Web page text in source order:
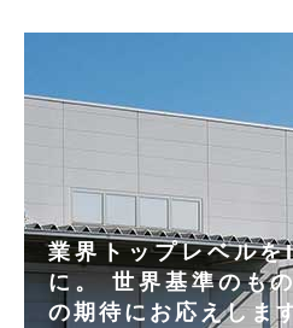
業界トップレベル
に。
世界基準のも
の期待にお応えしま